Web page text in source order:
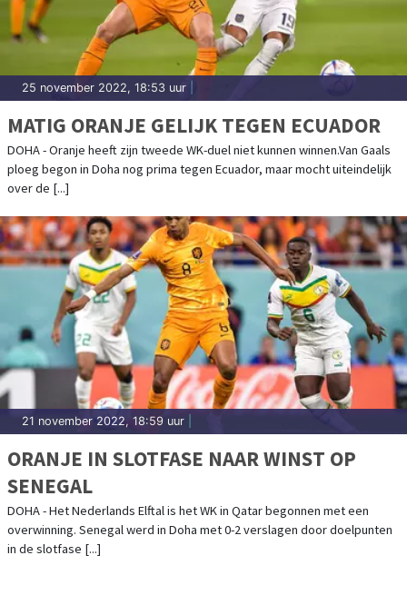
25 november 2022, 18:53 uur
MATIG ORANJE GELIJK TEGEN ECUADOR
DOHA - Oranje heeft zijn tweede WK-duel niet kunnen winnen.Van Gaals
ploeg begon in Doha nog prima tegen Ecuador, maar mocht uiteindelijk
over de [...]
21 november 2022, 18:59 uur
ORANJE IN SLOTFASE NAAR WINST OP
SENEGAL
DOHA - Het Nederlands Elftal is het WK in Qatar begonnen met een
overwinning. Senegal werd in Doha met 0-2 verslagen door doelpunten
in de slotfase [...]